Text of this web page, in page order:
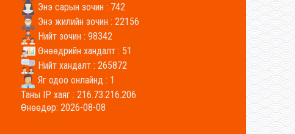
Энэ сарын зочин : 742
Энэ жилийн зочин : 22156
Нийт зочин : 98342
Өнөөдрийн хандалт : 51
Нийт хандалт : 265872
Яг одоо онлайнд : 1
Таны IP хаяг : 216.73.216.206
Өнөөдөр: 2026-08-08